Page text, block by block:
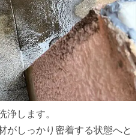
浄します。
がしっかり密着する状態へと